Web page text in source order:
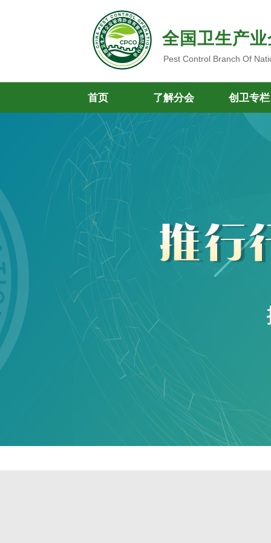
全国卫生产
Pest Control Branch Of
首页 了解分会 创卫专栏